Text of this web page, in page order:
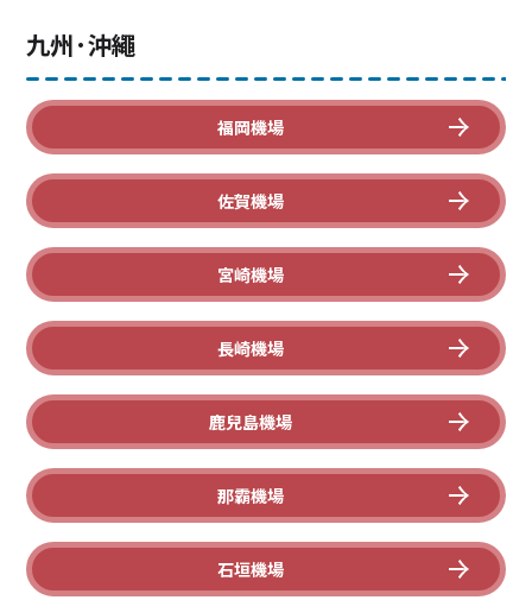
九州·沖繩
福岡機場
佐賀機場
宮崎機場
長崎機場
鹿兒島機場
那霸機場
石垣機場